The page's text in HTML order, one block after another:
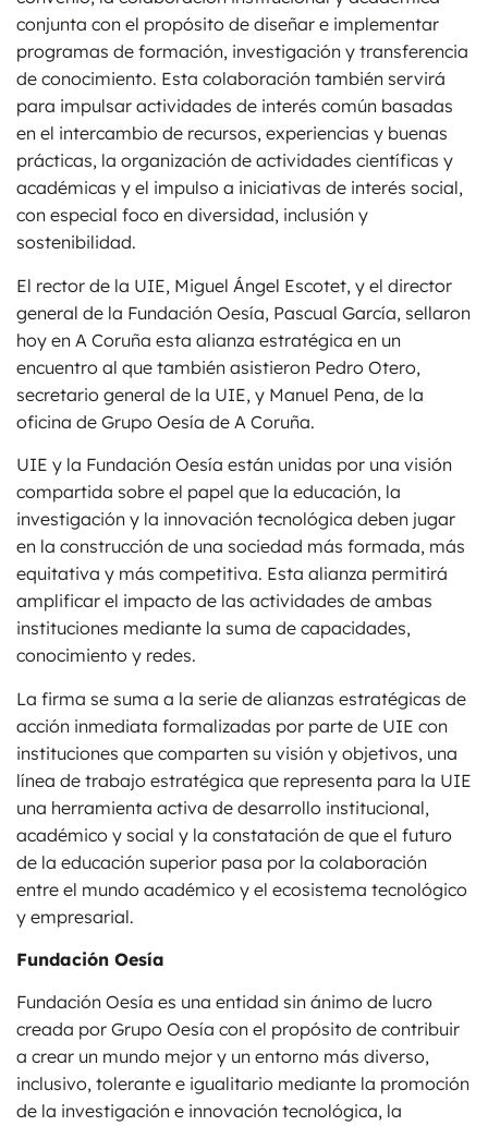
conjunta con el propósito de diseñar e implementar
programas de formación, investigación y transferencia
de conocimiento. Esta colaboración también servirá
para impulsar actividades de interés común basadas
en el intercambio de recursos, experiencias y buenas
prácticas, la organización de actividades científicas y
académicas y el impulso a iniciativas de interés social,
con especial foco en diversidad, inclusión y
sostenibilidad.
El rector de la UIE, Miguel Ángel Escotet, y el director
general de la Fundación Oesía, Pascual García, sellaron
hoy en A Coruña esta alianza estratégica en un
encuentro al que también asistieron Pedro Otero,
secretario general de la UIE, y Manuel Pena, de la
oficina de Grupo Oesía de A Coruña.
UIE y la Fundación Oesía están unidas por una visión
compartida sobre el papel que la educación, la
investigación y la innovación tecnológica deben jugar
en la construcción de una sociedad más formada, más
equitativa y más competitiva. Esta alianza permitirá
amplificar el impacto de las actividades de ambas
instituciones mediante la suma de capacidades,
conocimiento y redes.
La firma se suma a la serie de alianzas estratégicas de
acción inmediata formalizadas por parte de UIE con
instituciones que comparten su visión y objetivos, una
línea de trabajo estratégica que representa para la UIE
una herramienta activa de desarrollo institucional,
académico y social y la constatación de que el futuro
de la educación superior pasa por la colaboración
entre el mundo académico y el ecosistema tecnológico
y empresarial.
Fundación Oesía
Fundación Oesía es una entidad sin ánimo de lucro
creada por Grupo Oesía con el propósito de contribuir
a crear un mundo mejor y un entorno más diverso,
inclusivo, tolerante e igualitario mediante la promoción
de la investigación e innovación tecnológica, la